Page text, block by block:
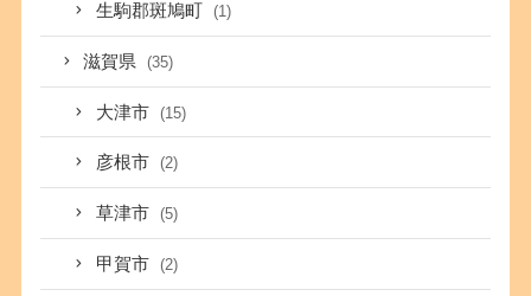
生駒郡斑鳩町 (1)
滋賀県 (35)
大津市 (15)
彦根市 (2)
草津市 (5)
甲賀市 (2)